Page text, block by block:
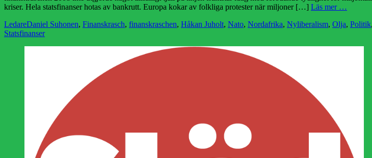
kriser. Hela statsfinanser hotas av bankrutt. Europa kokar av folkliga protester när miljoner […] Läs mer …
Kategorier
LedareEtiketter
Daniel Suhonen, Finanskrasch, finanskraschen, Håkan Juholt, Nato, Nordafrika, Nyliberalism, Olja, Politik,
Statsfinanser